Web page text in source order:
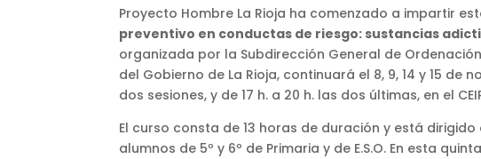
Proyecto Hombre La Rioja ha comenzado a impartir
preventivo en conductas de riesgo: sustancias
organizada por la Subdirección General de
del Gobierno de La Rioja, continuará el 8, 9, 14 y 15 de
dos sesiones, y de 17 h. a 20 h. las dos últimas, en el
El curso consta de 13 horas de duración y está
alumnos de 5º y 6º de Primaria y de E.S.O. En esta